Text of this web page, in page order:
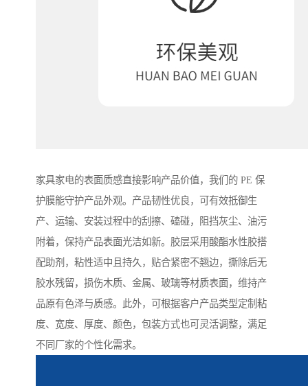
家具家电的表面质感直接影响产品价值，我们的 PE 保
护膜能守护产品外观。产品韧性优良，可有效抵御生
产、运输、安装过程中的刮擦、磕碰，阻挡灰尘、油污
附着，保持产品表面光洁如新。胶层采用酸酯水性胶搭
配助剂，粘性适中且持久，贴合紧密不翘边，撕除后无
胶水残留，损伤木质、金属、玻璃等材质表面，维持产
品原有色泽与质感。此外，可根据客户产品类型定制粘
度、宽度、厚度、颜色，包装方式也可灵活调整，满足
不同厂家的个性化需求。